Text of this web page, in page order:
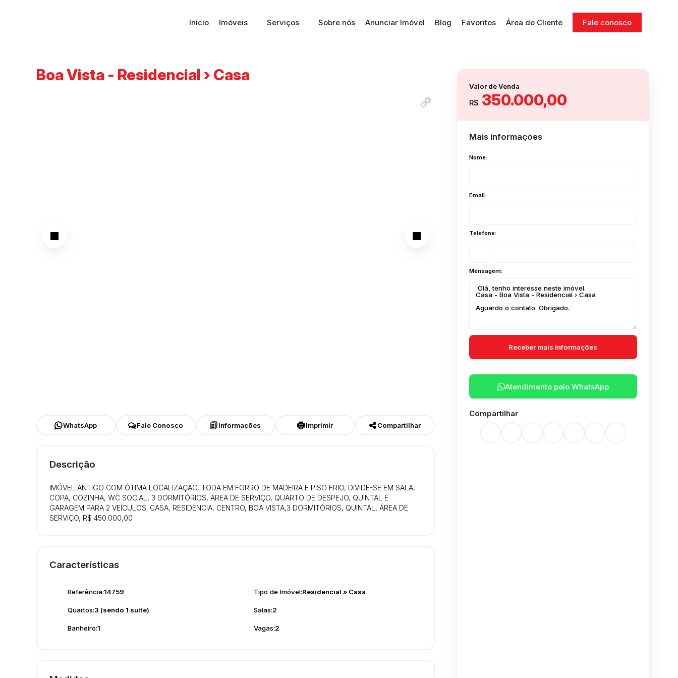
Fale conosco
Área do Cliente
Favoritos
Blog
Anunciar Imóvel
Sobre nós
Serviços
Imóveis
Início
Boa Vista - Residencial › Casa
WhatsApp Fale Conosco Informações Imprimir Compartilhar
Descrição
IMÓVEL ANTIGO COM ÓTIMA LOCALIZAÇÃO, TODA EM FORRO DE MADEIRA E PISO FRIO, DIVIDE-SE EM SALA,
COPA, COZINHA, WC SOCIAL, 3 DORMITÓRIOS, ÁREA DE SERVIÇO, QUARTO DE DESPEJO, QUINTAL E
GARAGEM PARA 2 VEÍCULOS. CASA, RESIDENCIA, CENTRO, BOA VISTA,3 DORMITÓRIOS, QUINTAL, ÁREA DE
SERVIÇO, R$ 450.000,00
Características
Referência:14759 Tipo de Imóvel:Residencial » Casa
Quartos:3 (sendo 1 suíte) Salas:2
Banheiro:1 Vagas:2
R$ 350.000,00
Valor de Venda
Mais informações
Nome:
Email:
Telefone:
Mensagem:
Atendimento pelo WhatsApp
Compartilhar